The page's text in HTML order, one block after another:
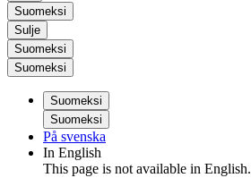
Suomeksi
Sulje
Suomeksi
Suomeksi
Suomeksi
Suomeksi
På svenska
In English
This page is not available in English.